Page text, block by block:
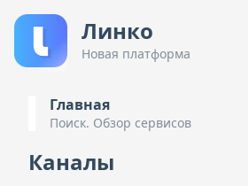
Линко
Новая платформа
Главная
Поиск. Обзор сервисов
Каналы